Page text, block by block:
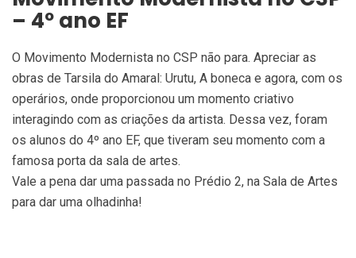
– 4º ano EF
O Movimento Modernista no CSP não para. Apreciar as
obras de Tarsila do Amaral: Urutu, A boneca e agora, com os
operários, onde proporcionou um momento criativo
interagindo com as criações da artista. Dessa vez, foram
os alunos do 4º ano EF, que tiveram seu momento com a
famosa porta da sala de artes.
Vale a pena dar uma passada no Prédio 2, na Sala de Artes
para dar uma olhadinha!